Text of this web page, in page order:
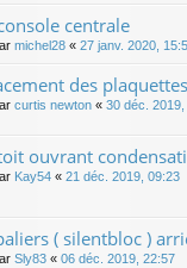
centrale
michel28 « 27 janv. 2020,
des
curtis newton « 30 déc. 2019,
ouvrant
Kay54 « 21 déc. 2019, 09:23
( silentbloc )
Sly83 « 06 déc. 2019, 22:57